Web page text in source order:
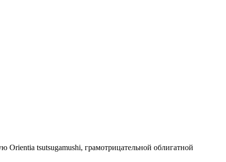
tsutsugamushi, грамотрицательной облигатной